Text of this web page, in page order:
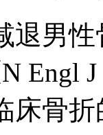
退男
Engl
床骨